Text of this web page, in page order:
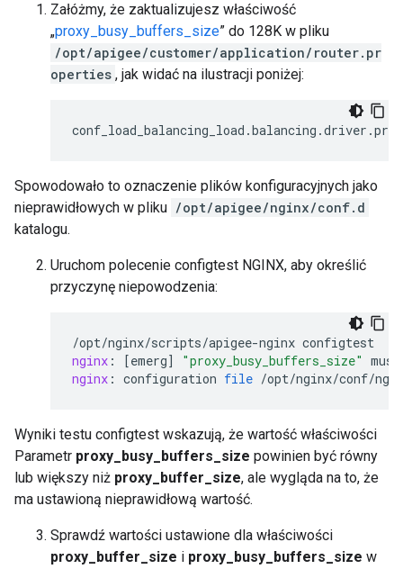
Załóżmy, że zaktualizujesz właściwość
„proxy_busy_buffers_size” do 128K w pliku
/opt/apigee/customer/application/router.pr
operties , jak widać na ilustracji poniżej:
conf_load_balancing_load .balancing .driver .
Spowodowało to oznaczenie plików konfiguracyjnych jako
nieprawidłowych w pliku /opt/apigee/nginx/conf.d
katalogu.
Uruchom polecenie configtest NGINX, aby określić
przyczynę niepowodzenia:
/opt/nginx/scripts/apigee-nginx configtest
nginx : [emerg] "proxy_busy_buffers_size" must
nginx : configuration file /opt/nginx/conf/
Wyniki testu configtest wskazują, że wartość właściwości
Parametr proxy_busy_buffers_size powinien być równy
lub większy niż proxy_buffer_size, ale wygląda na to, że
ma ustawioną nieprawidłową wartość.
Sprawdź wartości ustawione dla właściwości
proxy_buffer_size i proxy_busy_buffers_size w